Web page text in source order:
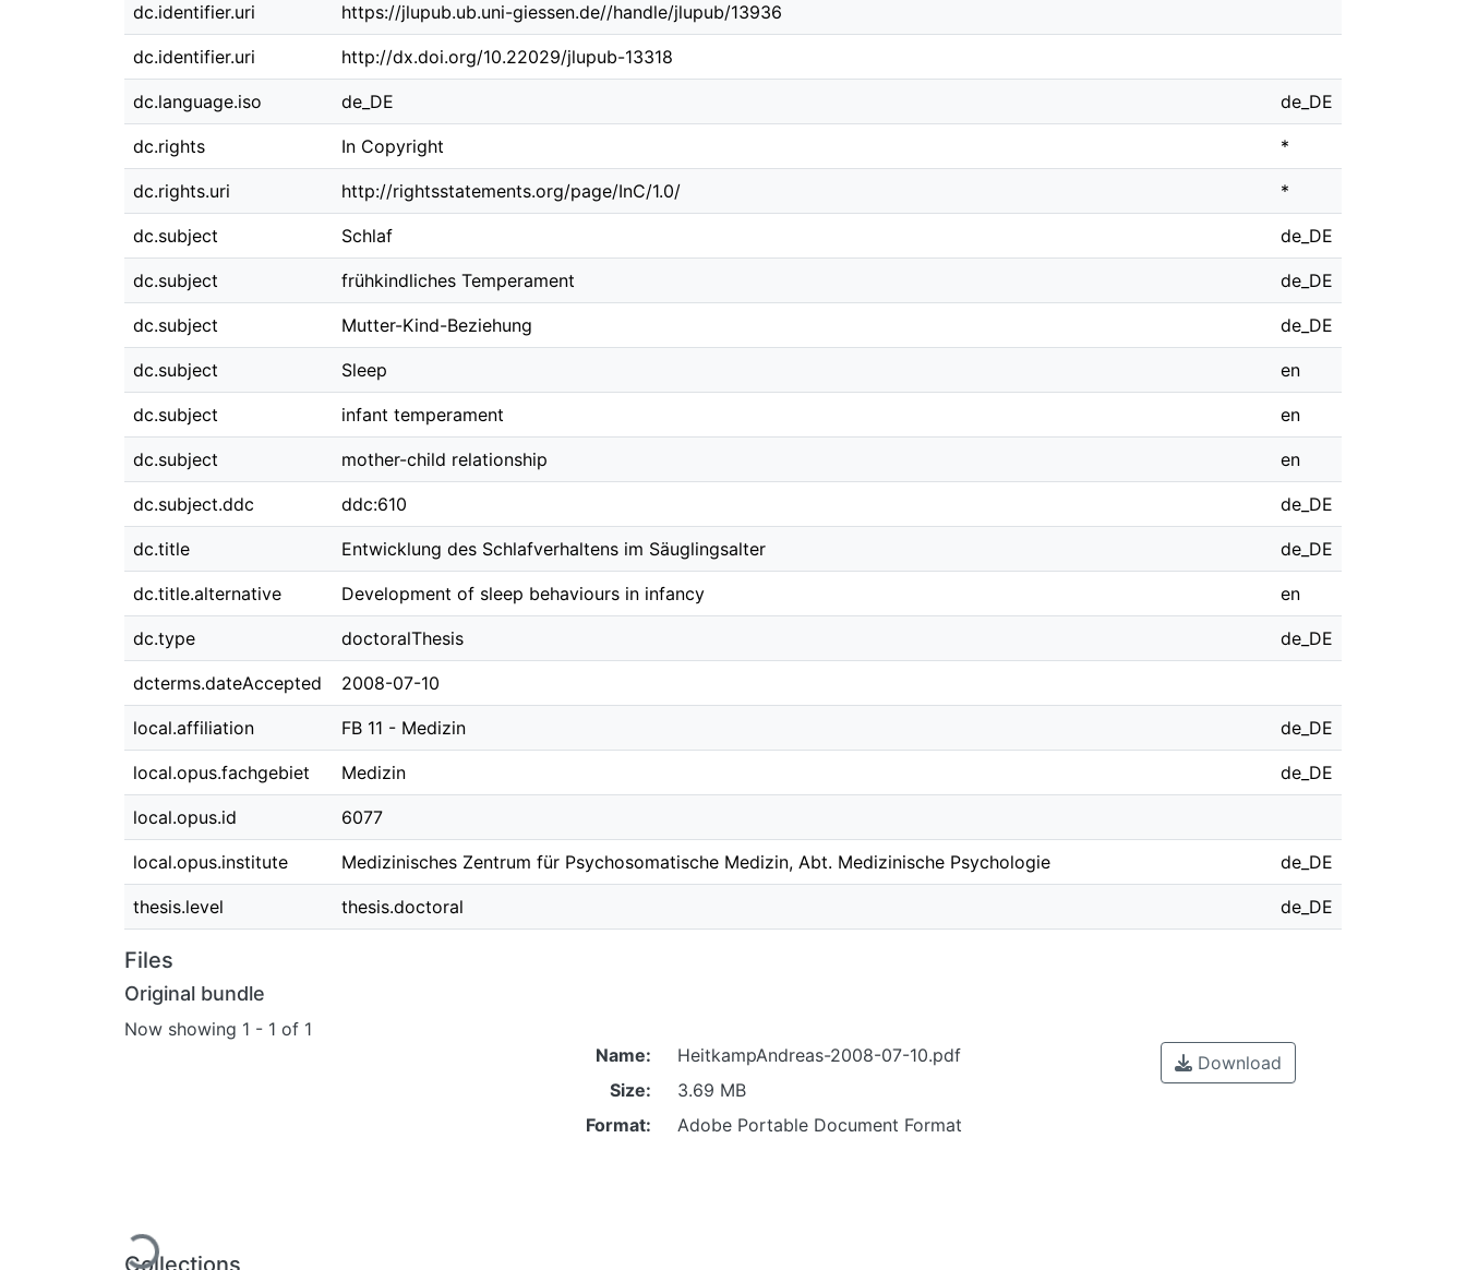
dc.identifier.uri https://jlupub.ub.uni-giessen.de//handle/jlupub/13936
dc.identifier.uri http://dx.doi.org/10.22029/jlupub-13318
dc.language.iso de_DE de_DE
dc.rights In Copyright *
dc.rights.uri http://rightsstatements.org/page/InC/1.0/ *
dc.subject Schlaf de_DE
dc.subject frühkindliches Temperament de_DE
dc.subject Mutter-Kind-Beziehung de_DE
dc.subject Sleep en
dc.subject infant temperament en
dc.subject mother-child relationship en
dc.subject.ddc ddc:610 de_DE
dc.title Entwicklung des Schlafverhaltens im Säuglingsalter de_DE
dc.title.alternative Development of sleep behaviours in infancy en
dc.type doctoralThesis de_DE
dcterms.dateAccepted 2008-07-10
local.affiliation FB 11 - Medizin de_DE
local.opus.fachgebiet Medizin de_DE
local.opus.id 6077
local.opus.institute Medizinisches Zentrum für Psychosomatische Medizin, Abt. Medizinische Psychologie de_DE
thesis.level thesis.doctoral de_DE
Files
Original bundle
Now showing 1 - 1 of 1
Name:
HeitkampAndreas-2008-07-10.pdf
Size:
3.69 MB
Format:
Adobe Portable Document Format
Download